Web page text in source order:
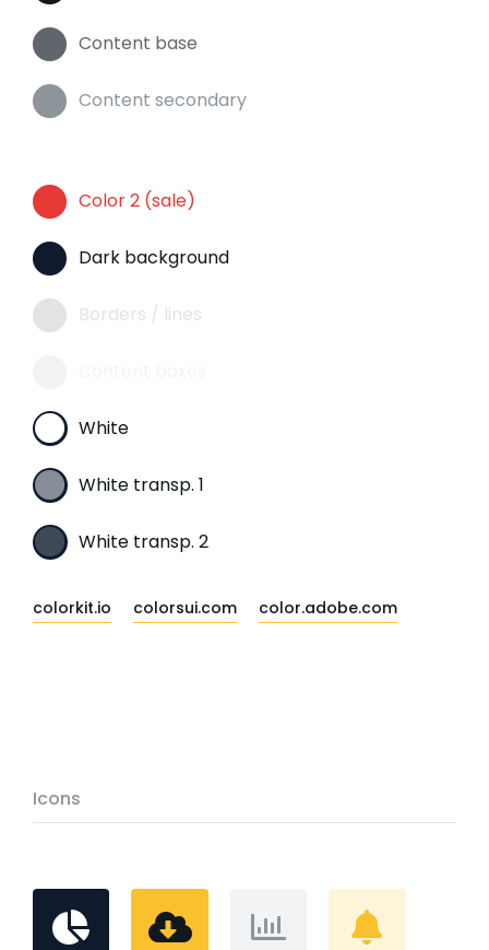
Content base
Content secondary
Color 2 (sale)
Dark background
Borders / lines
White
White transp. 1
White transp. 2
colorkit.io colorsui.com color.adobe.com
Icons